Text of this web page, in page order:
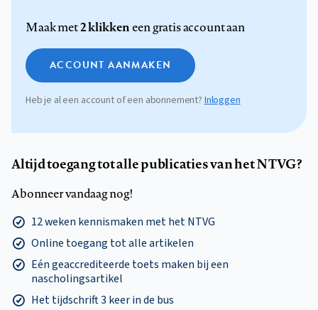
Maak met2 klikkeneen gratis account aan
ACCOUNT AANMAKEN
Heb je al een account of een abonnement? Inloggen
Altijd toegang tot alle publicaties van het NTVG?
Abonneer vandaag nog!
12 weken kennismaken met het NTVG
Online toegang tot alle artikelen
Eén geaccrediteerde toets maken bij een
nascholingsartikel
Het tijdschrift 3 keer in de bus